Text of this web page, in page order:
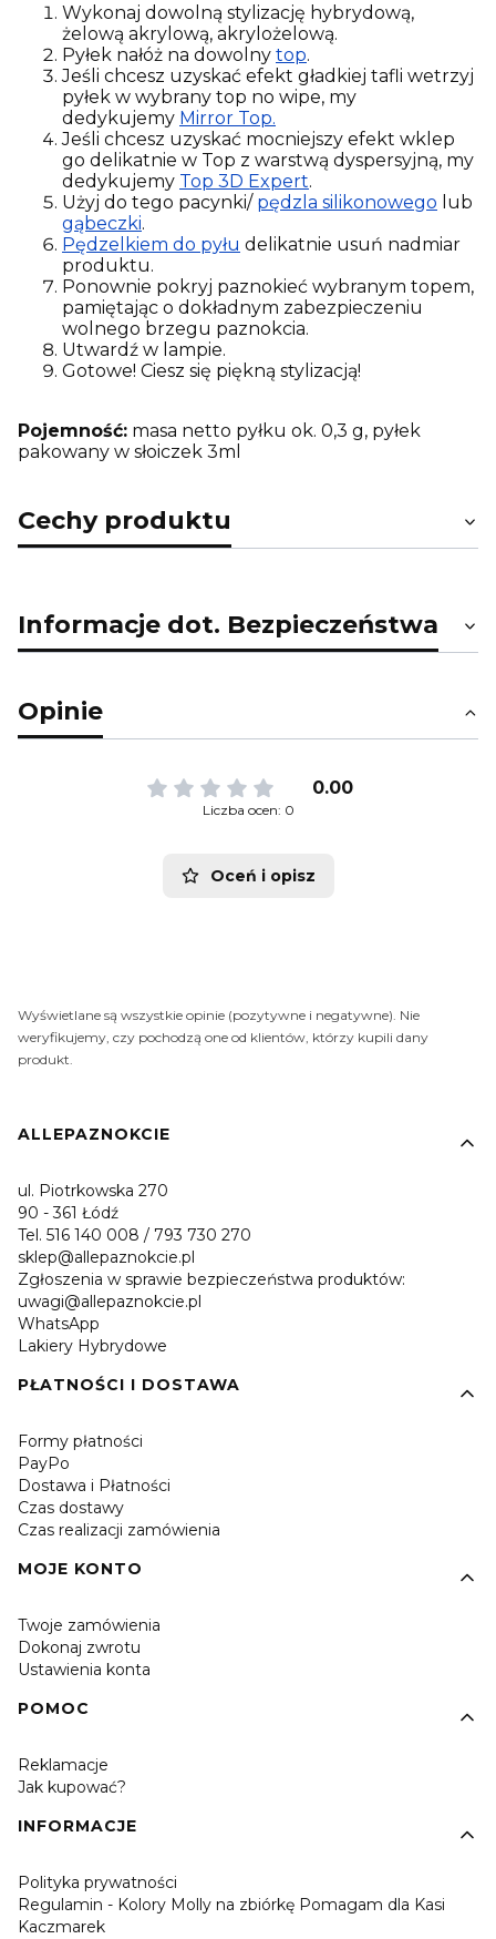
Wykonaj dowolną stylizację hybrydową,
żelową akrylową, akrylożelową.
Pyłek nałóż na dowolny top.
Jeśli chcesz uzyskać efekt gładkiej tafli wetrzyj
pyłek w wybrany top no wipe, my
dedykujemy Mirror Top.
Jeśli chcesz uzyskać mocniejszy efekt wklep
go delikatnie w Top z warstwą dyspersyjną, my
dedykujemy Top 3D Expert.
Użyj do tego pacynki/ pędzla silikonowego lub
gąbeczki.
Pędzelkiem do pyłu delikatnie usuń nadmiar
produktu.
Ponownie pokryj paznokieć wybranym topem,
pamiętając o dokładnym zabezpieczeniu
wolnego brzegu paznokcia.
Utwardź w lampie.
Gotowe! Ciesz się piękną stylizacją!
Pojemność: masa netto pyłku ok. 0,3 g, pyłek
pakowany w słoiczek 3ml
Cechy produktu
Informacje dot. Bezpieczeństwa
Opinie
0.00
Liczba ocen: 0
Oceń i opisz
Wyświetlane są wszystkie opinie (pozytywne i negatywne). Nie
weryfikujemy, czy pochodzą one od klientów, którzy kupili dany
produkt.
Linki w stopce
ALLEPAZNOKCIE
ul. Piotrkowska 270
90 - 361 Łódź
Tel. 516 140 008 / 793 730 270
sklep@allepaznokcie.pl
Zgłoszenia w sprawie bezpieczeństwa produktów:
uwagi@allepaznokcie.pl
WhatsApp
Lakiery Hybrydowe
PŁATNOŚCI I DOSTAWA
Formy płatności
PayPo
Dostawa i Płatności
Czas dostawy
Czas realizacji zamówienia
MOJE KONTO
Twoje zamówienia
Dokonaj zwrotu
Ustawienia konta
POMOC
Reklamacje
Jak kupować?
INFORMACJE
Polityka prywatności
Regulamin - Kolory Molly na zbiórkę Pomagam dla Kasi
Kaczmarek